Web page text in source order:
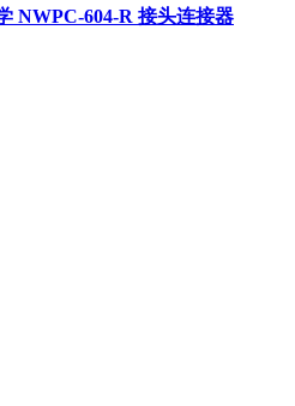
NWPC-604-R 接头连接器